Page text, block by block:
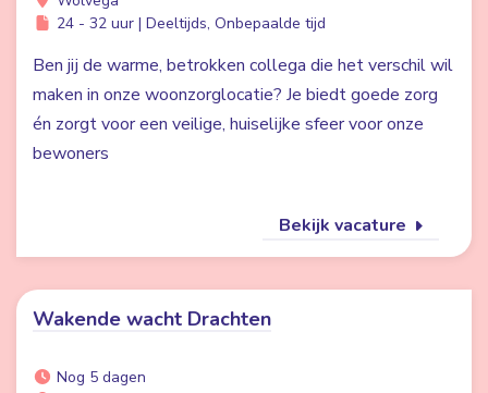
24 - 32 uur | Deeltijds, Onbepaalde tijd
Ben jij de warme, betrokken collega die het verschil wil
maken in onze woonzorglocatie? Je biedt goede zorg
én zorgt voor een veilige, huiselijke sfeer voor onze
bewoners
Bekijk vacature
Wakende wacht Drachten
Nog 5 dagen